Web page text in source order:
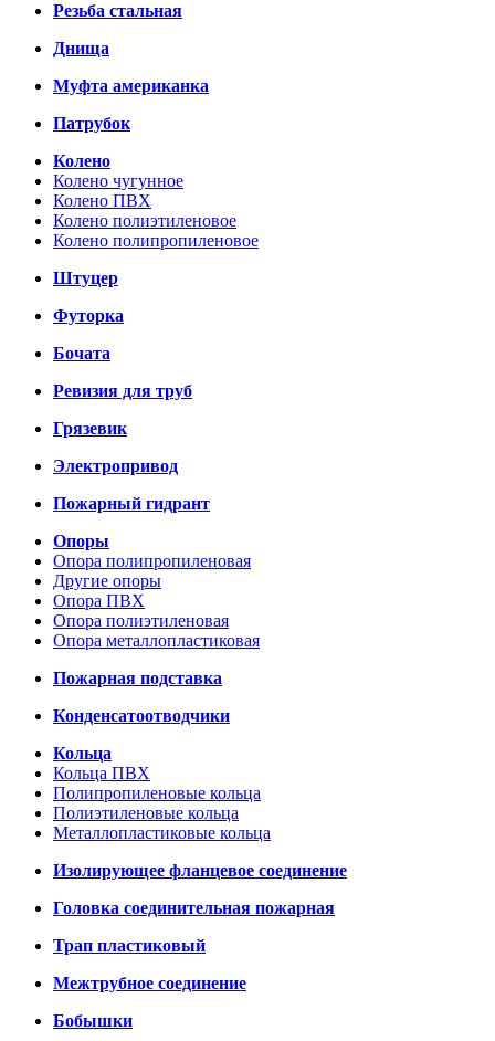
Резьба стальная
Днища
Муфта американка
Патрубок
Колено
Колено чугунное
Колено ПВХ
Колено полиэтиленовое
Колено полипропиленовое
Штуцер
Футорка
Бочата
Ревизия для труб
Грязевик
Электропривод
Пожарный гидрант
Опоры
Опора полипропиленовая
Другие опоры
Опора ПВХ
Опора полиэтиленовая
Опора металлопластиковая
Пожарная подставка
Конденсатоотводчики
Кольца
Кольца ПВХ
Полипропиленовые кольца
Полиэтиленовые кольца
Металлопластиковые кольца
Изолирующее фланцевое соединение
Головка соединительная пожарная
Трап пластиковый
Межтрубное соединение
Бобышки